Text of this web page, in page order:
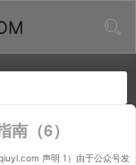
（6）
声明 1）由于公众号发